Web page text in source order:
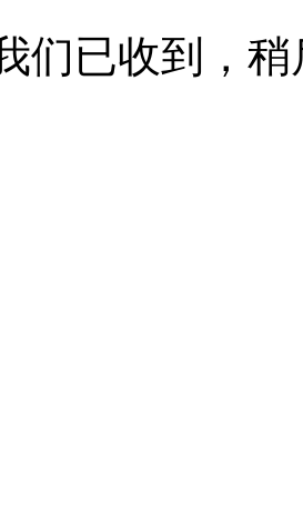
们已收到，